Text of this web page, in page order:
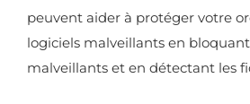
peuvent aider à protéger votre
logiciels malveillants en
malveillants et en détectant les